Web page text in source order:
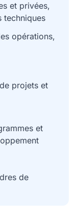
et privées,
techniques
opérations,
projets et
et
de